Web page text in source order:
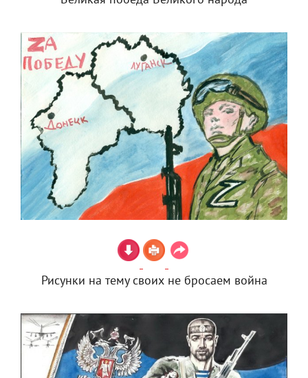
Рисунки на тему своих не бросаем война